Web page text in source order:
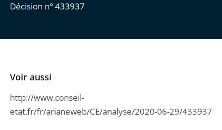
Décision n° 433937
Voir aussi
http://www.conseil-
etat.fr/fr/arianeweb/CE/analyse/2020-06-29/433937